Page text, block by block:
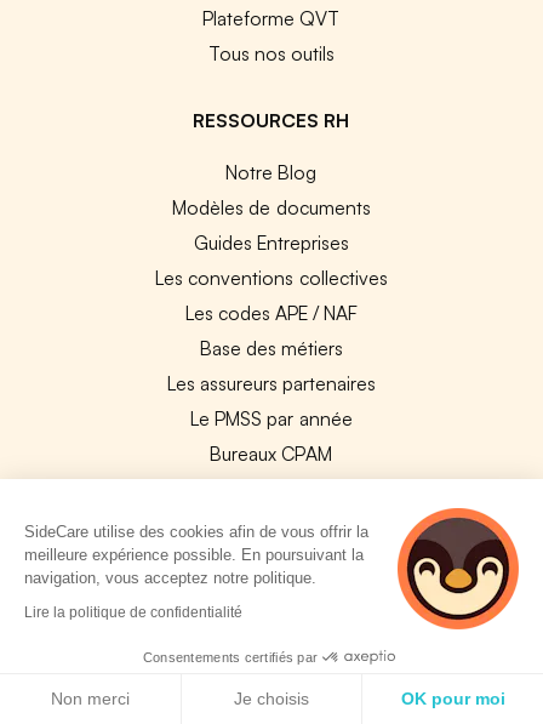
Plateforme QVT
Tous nos outils
RESSOURCES RH
Notre Blog
Modèles de documents
Guides Entreprises
Les conventions collectives
Les codes APE / NAF
Base des métiers
Les assureurs partenaires
Le PMSS par année
Bureaux CPAM
Les OPCO
Tops assurances par secteur
Réseaux de soins
Les garanties des assurances entreprises
SideCare utilise des cookies afin de vous offrir la
meilleure expérience possible. En poursuivant la
navigation, vous acceptez notre politique.
Lire la politique de confidentialité
Consentements certifiés par
Non merci Je choisis OK pour moi
2 personnes
consultent
actuellement cette